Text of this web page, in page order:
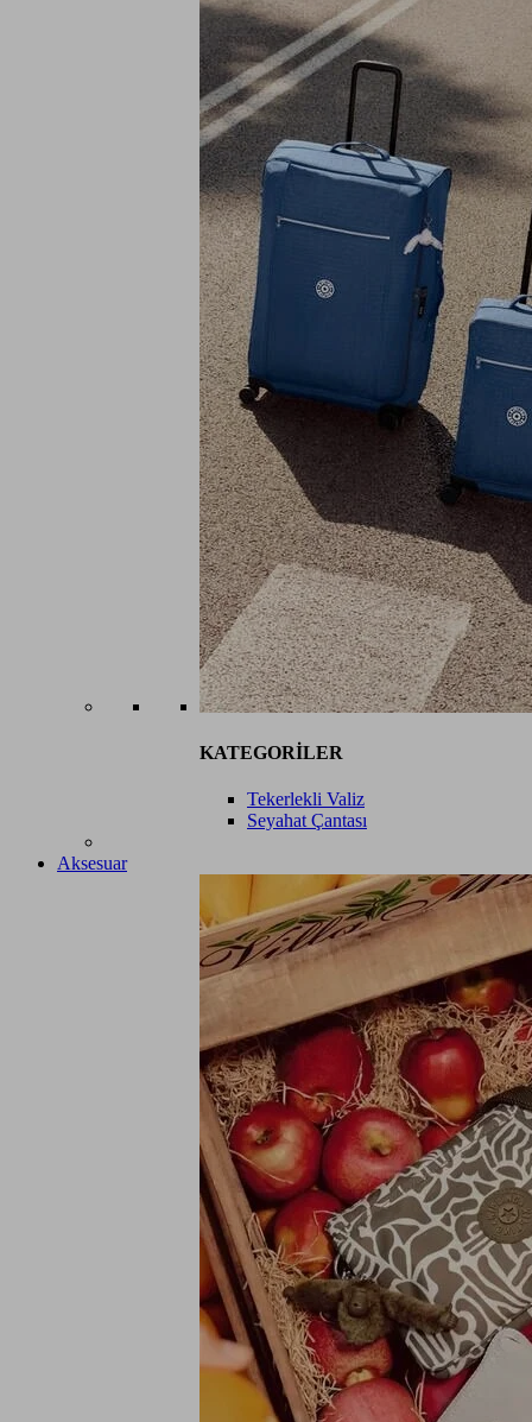
KATEGORİLER
Tekerlekli Valiz
Seyahat Çantası
Aksesuar